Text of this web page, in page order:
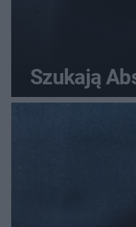
Szukają